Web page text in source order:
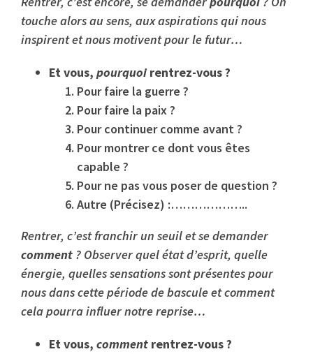
touche alors au sens, aux aspirations qui nous
inspirent et nous motivent pour le futur…
Et vous, pourquoirentrez-vous ?
Pour faire la guerre ?
Pour faire la paix ?
Pour continuer comme avant ?
Pour montrer ce dont vous êtes
capable ?
Pour ne pas vous poser de question ?
Autre (Précisez) :………………..
Rentrer, c’est franchir un seuil et se demander
comment ? Observer quel état d’esprit, quelle
énergie, quelles sensations sont présentes pour
nous dans cette période de bascule et comment
cela pourra influer notre reprise…
Et vous, comment rentrez-vous ?